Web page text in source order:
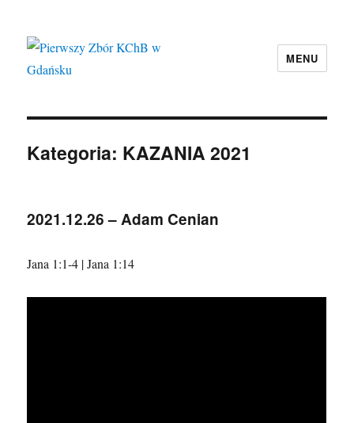
MENU
Kategoria: KAZANIA 2021
2021.12.26 – Adam Cenian
Jana 1:1-4 | Jana 1:14